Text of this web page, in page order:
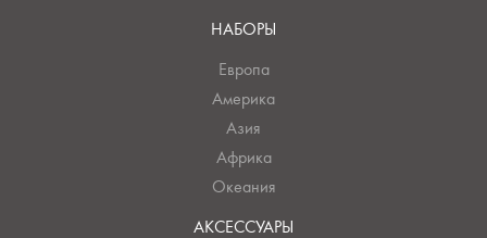
НАБОРЫ
Европа
Америка
Азия
Африка
Океания
АКСЕССУАРЫ